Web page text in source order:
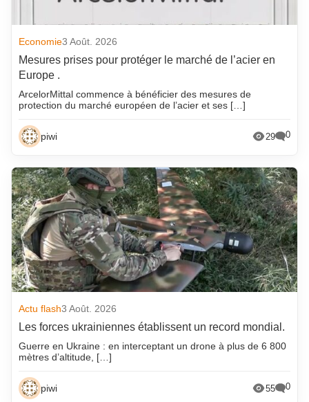
Economie3 Août. 2026
Mesures prises pour protéger le marché de l’acier en
Europe .
ArcelorMittal commence à bénéficier des mesures de
protection du marché européen de l’acier et ses […]
piwi 29 0
Actu flash3 Août. 2026
Les forces ukrainiennes établissent un record mondial.
Guerre en Ukraine : en interceptant un drone à plus de 6 800
mètres d’altitude, […]
piwi 55 0